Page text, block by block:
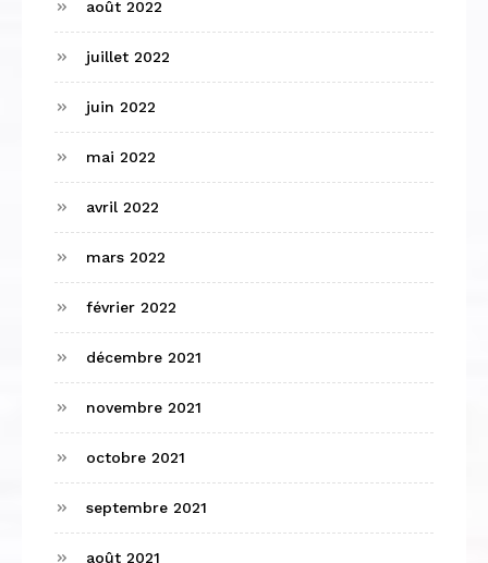
août 2022
juillet 2022
juin 2022
mai 2022
avril 2022
mars 2022
février 2022
décembre 2021
novembre 2021
octobre 2021
septembre 2021
août 2021